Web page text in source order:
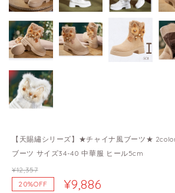
【天賜繡シリーズ】★チャイナ風ブーツ★
ブーツ サイズ34-40 中華服 ヒール5cm
¥12,357
20%OFF
¥9,886